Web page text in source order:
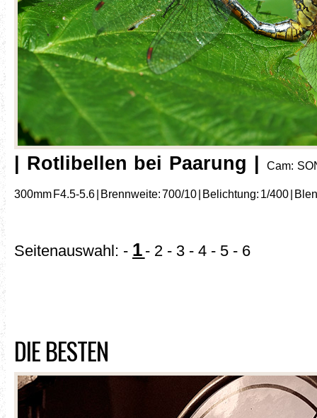
| Rotlibellen bei Paarung | Cam:
300mm F4.5-5.6 | Brennweite: 700/10 | Belichtung: 1/400 |
Seitenauswahl: - 1 - 2 - 3 - 4 - 5 - 6
DIE BESTEN